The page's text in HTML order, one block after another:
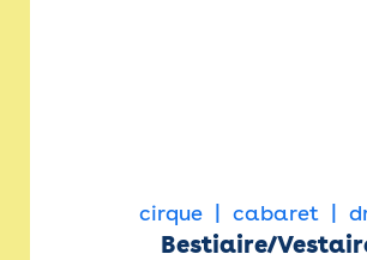
cirque cabaret
Bestiaire/